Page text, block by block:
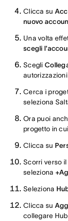
Clicca su
nuovo
Una volta
scegli
Scegli
Cerca i
seleziona
Ora puoi
progetto in
Clicca su
Scorri verso
seleziona
Seleziona
Clicca su
collegare